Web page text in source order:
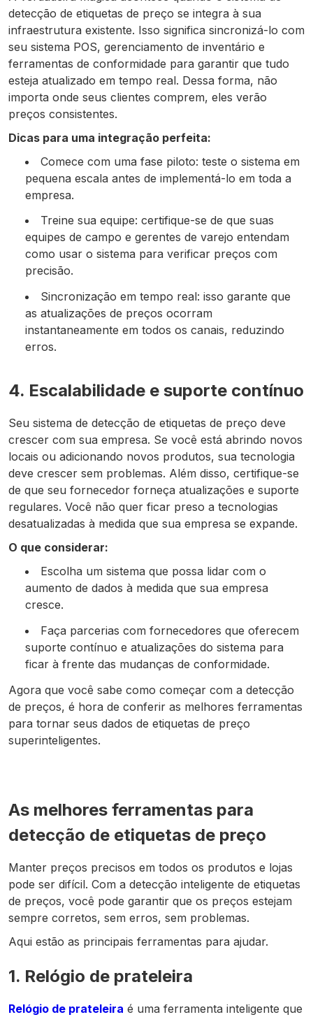
detecção de etiquetas de preço se integra à sua
infraestrutura existente. Isso significa sincronizá-lo com
seu sistema POS, gerenciamento de inventário e
ferramentas de conformidade para garantir que tudo
esteja atualizado em tempo real. Dessa forma, não
importa onde seus clientes comprem, eles verão
preços consistentes.
Dicas para uma integração perfeita:
Comece com uma fase piloto: teste o sistema em
pequena escala antes de implementá-lo em toda a
empresa.
Treine sua equipe: certifique-se de que suas
equipes de campo e gerentes de varejo entendam
como usar o sistema para verificar preços com
precisão.
Sincronização em tempo real: isso garante que
as atualizações de preços ocorram
instantaneamente em todos os canais, reduzindo
erros.
4. Escalabilidade e suporte contínuo
Seu sistema de detecção de etiquetas de preço deve
crescer com sua empresa. Se você está abrindo novos
locais ou adicionando novos produtos, sua tecnologia
deve crescer sem problemas. Além disso, certifique-se
de que seu fornecedor forneça atualizações e suporte
regulares. Você não quer ficar preso a tecnologias
desatualizadas à medida que sua empresa se expande.
O que considerar:
Escolha um sistema que possa lidar com o
aumento de dados à medida que sua empresa
cresce.
Faça parcerias com fornecedores que oferecem
suporte contínuo e atualizações do sistema para
ficar à frente das mudanças de conformidade.
Agora que você sabe como começar com a detecção
de preços, é hora de conferir as melhores ferramentas
para tornar seus dados de etiquetas de preço
superinteligentes.
As melhores ferramentas para
detecção de etiquetas de preço
Manter preços precisos em todos os produtos e lojas
pode ser difícil. Com a detecção inteligente de etiquetas
de preços, você pode garantir que os preços estejam
sempre corretos, sem erros, sem problemas.
Aqui estão as principais ferramentas para ajudar.
1. Relógio de prateleira
Relógio de prateleira é uma ferramenta inteligente que